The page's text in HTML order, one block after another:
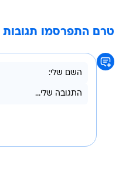
טרם התפרסמו תגובות